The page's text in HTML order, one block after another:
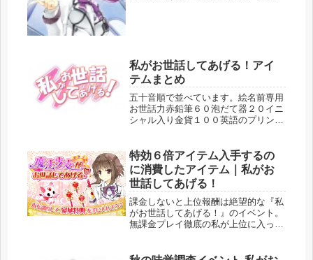
私がお世話してあげる！アイ
テムまとめ
五十音順で並べています。絵名前専用
お世話力赤鉛筆６０泡だて器２０イニ
シャル入り金貨１００英語のプリント
本４０オレンジストライプシャツ紅夏
５０オレンジティーカップ３０懐中電
灯...
特効６倍アイテム入手するの
に消費したアイテム｜私がお
世話してあげる！
課金しないと上位報酬は絶望的な『私
がお世話してあげる！』のイベント。
無課金プレイ徹底の私が上位に入った
い精神でアイテムを貯めること」だけ